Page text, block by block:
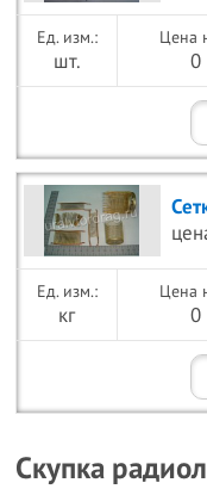
шт.
Цена
0
кг
Цена
0
Скупка